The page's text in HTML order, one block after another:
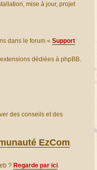
mise à jour, projet
dans le forum « Support
dédiées à phpBB.
des conseils et des
EzCom.
? Regarde par ici.